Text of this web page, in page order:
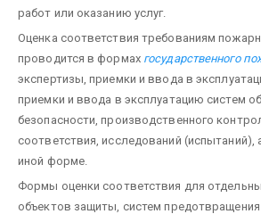
работ или оказа­нию услуг.
Оценка соответствия требованиям
проводится в формах государственного
экспертизы, приемки и ввода в
приемки и ввода в эксплуатацию систем
безопасности, производственного
соответствия, исследований (испытаний),
иной форме.
Формы оценки соответствия для
объектов защиты, систем предот­вращения